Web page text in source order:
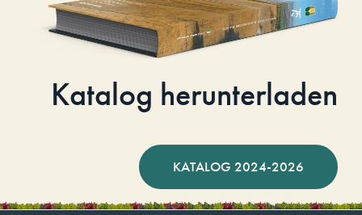
Katalog herunterladen
KATALOG 2024-2026